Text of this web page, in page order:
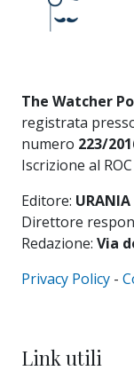
The Watcher
registrata
numero 223/
Iscrizione al ROC
Editore: URANIA
Direttore
Redazione: Via
Privacy Policy -
Link utili